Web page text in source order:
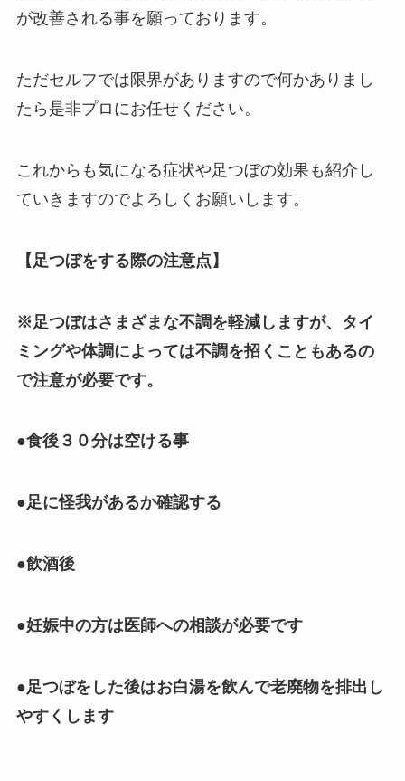
が改善される事を願っております。
ただセルフでは限界がありますので何かありまし
たら是非プロにお任せください。
これからも気になる症状や足つぼの効果も紹介し
ていきますのでよろしくお願いします。
【足つぼをする際の注意点】
※足つぼはさまざまな不調を軽減しますが、タイ
ミングや体調によっては不調を招くこともあるの
で注意が必要です。
●食後３０分は空ける事
●足に怪我があるか確認する
●飲酒後
●妊娠中の方は医師への相談が必要です
●足つぼをした後はお白湯を飲んで老廃物を排出し
やすくします